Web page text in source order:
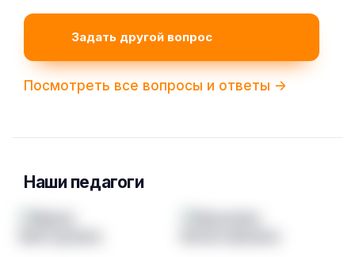
Задать другой вопрос
Посмотреть все вопросы и ответы ->
Наши педагоги